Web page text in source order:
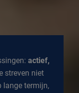
actief,
streven niet
lange termijn,